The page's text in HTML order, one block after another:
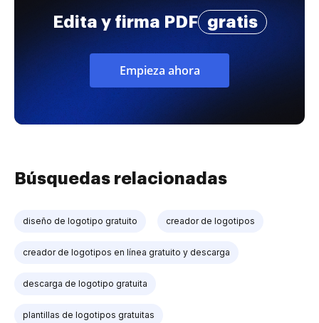
Edita y firma PDF gratis
Empieza ahora
Búsquedas relacionadas
diseño de logotipo gratuito creador de logotipos
creador de logotipos en línea gratuito y descarga
descarga de logotipo gratuita
plantillas de logotipos gratuitas